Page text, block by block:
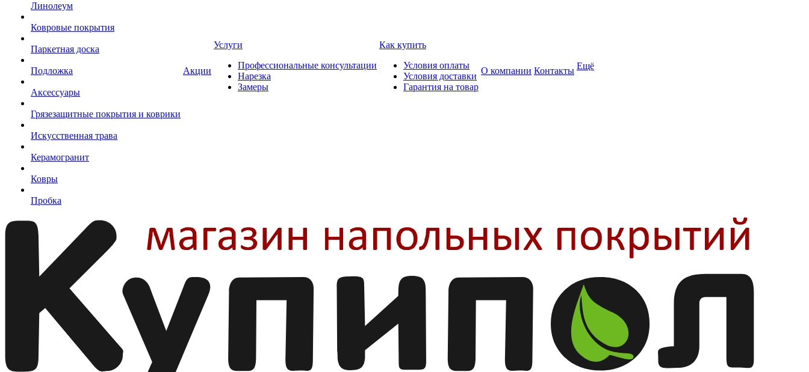
Линолеум
Ковровые покрытия
Паркетная доска
Подложка
Аксессуары
Грязезащитные покрытия и коврики
Искусственная трава
Керамогранит
Ковры
Пробка
Акции
Услуги
Профессиональные консультации
Нарезка
Замеры
Как купить
Условия оплаты
Условия доставки
Гарантия на товар
О компании Контакты Ещё